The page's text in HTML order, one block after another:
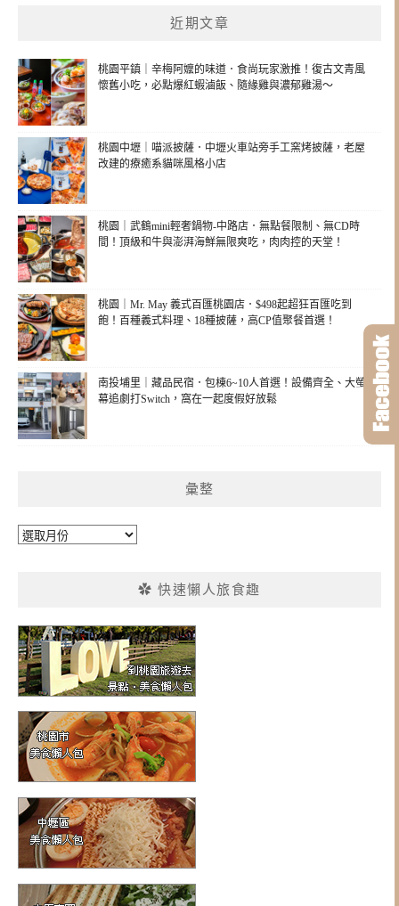
近期文章
桃園平鎮｜辛梅阿嬤的味道．食尚玩家激推！復古文青風
懷舊小吃，必點爆紅蝦滷飯、隨緣雞與濃郁雞湯～
桃園中壢｜喵派披薩．中壢火車站旁手工窯烤披薩，老屋
改建的療癒系貓咪風格小店
桃園｜武鶴mini輕奢鍋物-中路店．無點餐限制、無CD時
間！頂級和牛與澎湃海鮮無限爽吃，肉肉控的天堂！
桃園｜Mr. May 義式百匯桃園店．$498起超狂百匯吃到
飽！百種義式料理、18種披薩，高CP值聚餐首選！
南投埔里｜藏品民宿．包棟6~10人首選！設備齊全、大螢
幕追劇打Switch，窩在一起度假好放鬆
彙整
彙
✿ 快速懶人旅食趣